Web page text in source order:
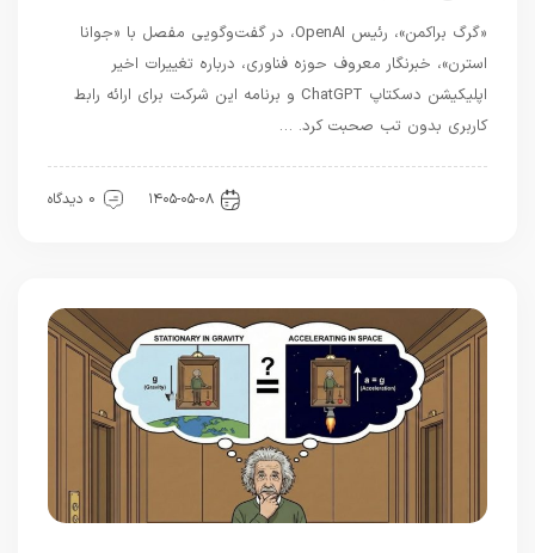
«گرگ براکمن»، رئیس OpenAI، در گفت‌وگویی مفصل با «جوانا
استرن»، خبرنگار معروف حوزه فناوری، درباره تغییرات اخیر
اپلیکیشن دسکتاپ ChatGPT و برنامه این شرکت برای ارائه رابط
کاربری بدون تب صحبت کرد. …
۱۴۰۵-۰۵-۰۸ 0 دیدگاه